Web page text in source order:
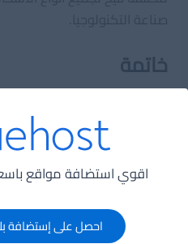
اقوي استضافة مواقع باسعار
احصل على إستضافة
خاتمة
البرمجة. هناك موارد وفيرة
حتى تجد ما يناسبك. فقط تذكر
صبوراً مع نفسك ، وتهدف إلى
مشاريع كبيرة. ستجد مكانتك